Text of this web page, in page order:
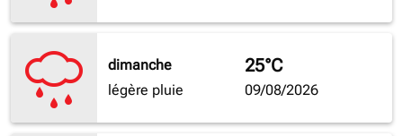
dimanche
légère pluie
25°C
09/08/2026